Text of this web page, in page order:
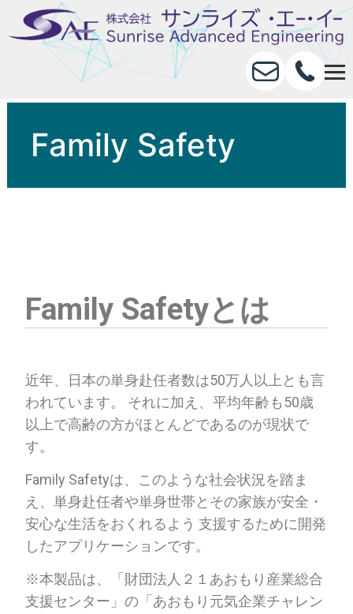
Family Safety
Family Safetyとは
近年、日本の単身赴任者数は50万人以上とも言
われています。 それに加え、平均年齢も50歳
以上で高齢の方がほとんどであるのが現状で
す。
Family Safetyは、このような社会状況を踏ま
え、単身赴任者や単身世帯とその家族が安全・
安心な生活をおくれるよう 支援するために開発
したアプリケーションです。
※本製品は、「財団法人２１あおもり産業総合
支援センター」の「あおもり元気企業チャレン